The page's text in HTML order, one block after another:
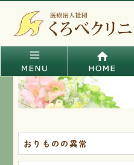
おりものの異常